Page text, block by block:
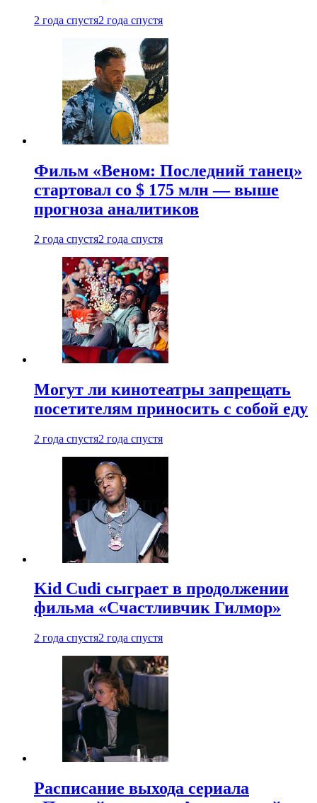
2 года спустя2 года спустя
Фильм «Веном: Последний танец»
стартовал со $ 175 млн — выше
прогноза аналитиков
2 года спустя2 года спустя
Могут ли кинотеатры запрещать
посетителям приносить с собой еду
2 года спустя2 года спустя
Kid Cudi сыграет в продолжении
фильма «Счастливчик Гилмор»
2 года спустя2 года спустя
Расписание выхода сериала